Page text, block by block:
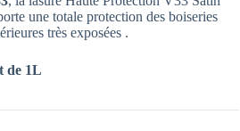
une totale protection des boiseries
très exposées .
de 1L